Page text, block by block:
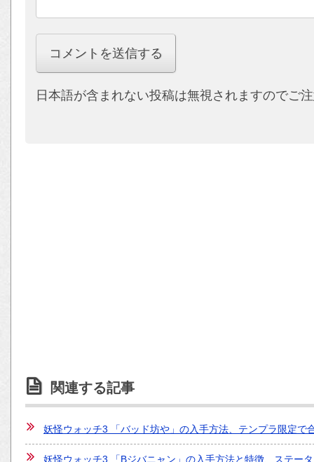
日本語が含まれない投稿は無視されますのでご
関連する記事
妖怪ウォッチ3 「バッド坊や」の入手方法、テンプラ限定で
妖怪ウォッチ3 「Bジバニャン」の入手方法と特徴、ステー